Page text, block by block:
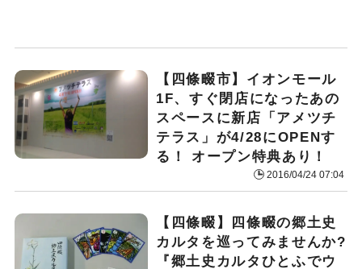
【四條畷市】イオンモール
1F、すぐ閉店になったあの
スペースに新店「アメツチ
テラス」が4/28にOPENす
る！ オープン特典あり！
2016/04/24 07:04
【四條畷】四條畷の郷土史
カルタを巡ってみませんか?
『郷土史カルタひとふでウ